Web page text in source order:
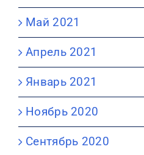
Май 2021
Апрель 2021
Январь 2021
Ноябрь 2020
Сентябрь 2020